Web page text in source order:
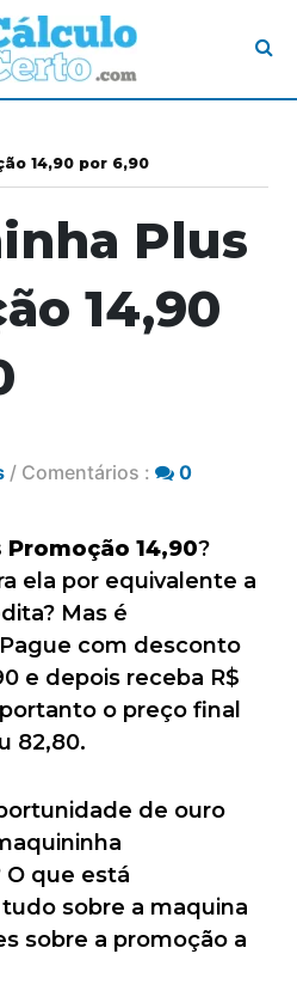
14,90 por 6,90
Plus
14,90
/ Comentários : 0
14,90?
ela por equivalente a
Mas é
com desconto
e depois receba R$
o preço final
82,80.
de ouro
O que está
sobre a maquina
sobre a promoção a